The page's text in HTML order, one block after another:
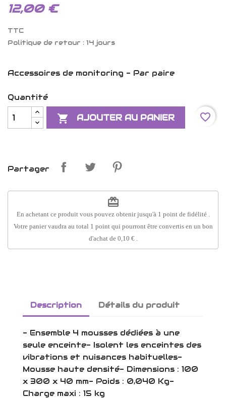
12,00 €
TTC
Politique de retour : 14 jours
Accessoires de monitoring - Par paire
Quantité
 AJOUTER AU PANIER favorite_border
Partager
redeem
En achetant ce produit vous pouvez obtenir jusqu'à 1 point de fidélité.
Votre panier vaudra au total 1 pointqui pourront être convertis en un bon
d'achat de 0,10 €.
Description Détails du produit
- Ensemble 4 mousses dédiées à une
seule enceinte- Isolent les enceintes des
vibrations et nuisances habituelles-
Mousse haute densité- Dimensions : 100
x 300 x 40 mm- Poids : 0,040 Kg-
Charge maxi : 15 kg